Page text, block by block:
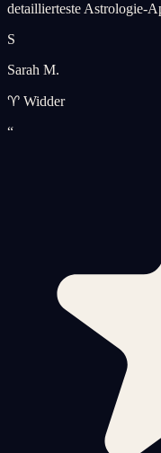
detaillierteste Astrologie-
S
Sarah M.
♈ Widder
“